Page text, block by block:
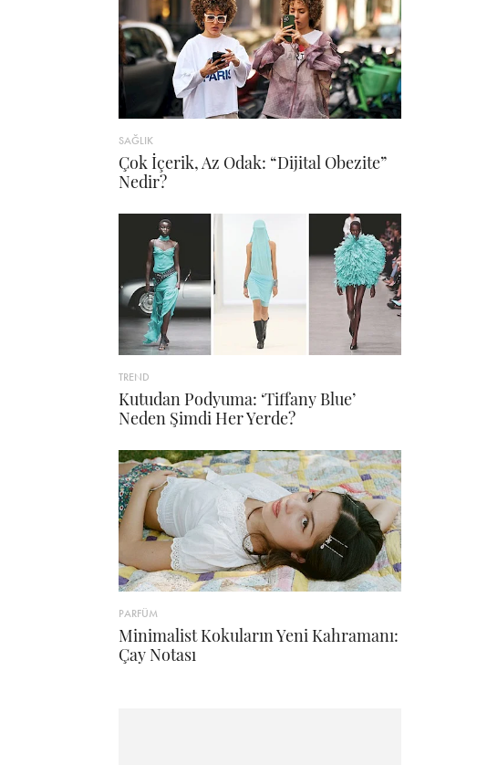
SAĞLIK
Çok İçerik, Az Odak: “Dijital Obezite”
Nedir?
TREND
Kutudan Podyuma: ‘Tiffany Blue’
Neden Şimdi Her Yerde?
PARFÜM
Minimalist Kokuların Yeni Kahramanı:
Çay Notası